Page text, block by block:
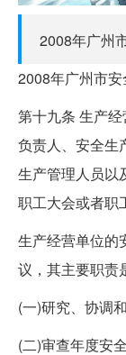
2008年广州
2008年广州市
第十九条 生产
负责人、安全生
生产管理人员以
职工大会或者职
生产经营单位的
议，其主要职责
(一)研究、协调
(二)审查年度安